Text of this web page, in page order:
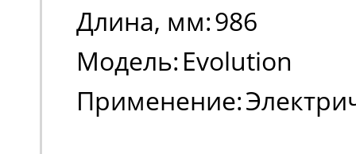
Длина, мм:986
Модель: Evolution
Применение: